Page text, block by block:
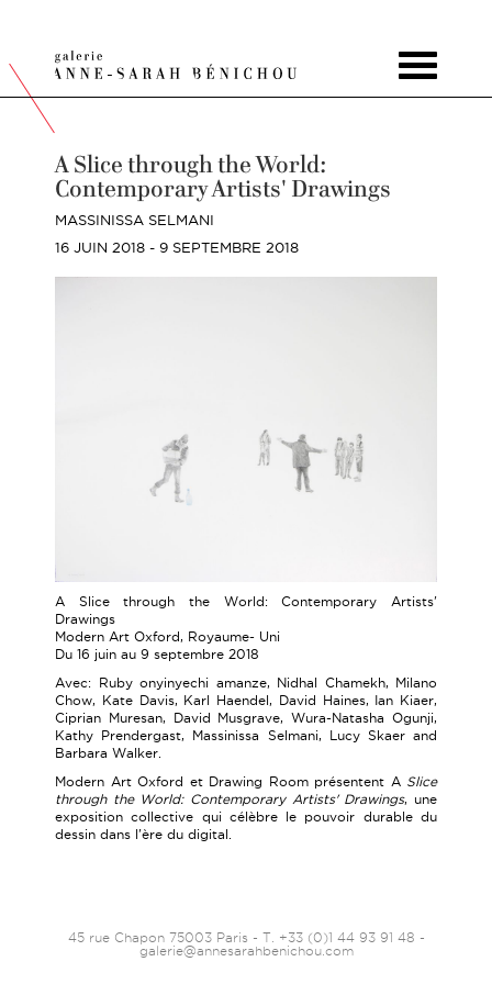
Toggle
A Slice through the World:
Contemporary Artists' Drawings
MASSINISSA SELMANI
16 JUIN 2018 - 9 SEPTEMBRE 2018
A Slice through the World: Contemporary Artists'
Drawings
Modern Art Oxford, Royaume- Uni
Du 16 juin au 9 septembre 2018
Avec: Ruby onyinyechi amanze, Nidhal Chamekh, Milano
Chow, Kate Davis, Karl Haendel, David Haines, Ian Kiaer,
Ciprian Muresan, David Musgrave, Wura-Natasha Ogunji,
Kathy Prendergast, Massinissa Selmani, Lucy Skaer and
Barbara Walker.
Modern Art Oxford et Drawing Room présentent ASlice
through the World: Contemporary Artists' Drawings, une
exposition collective qui célèbre le pouvoir durable du
dessin dans l'ère du digital.
45 rue Chapon 75003 Paris - T. +33 (0)1 44 93 91 48 -
galerie@annesarahbenichou.com